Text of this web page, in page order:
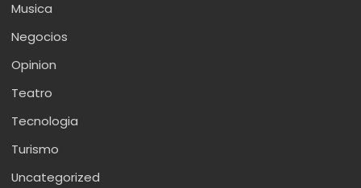
Musica
Negocios
Opinion
Teatro
Tecnologia
Turismo
Uncategorized